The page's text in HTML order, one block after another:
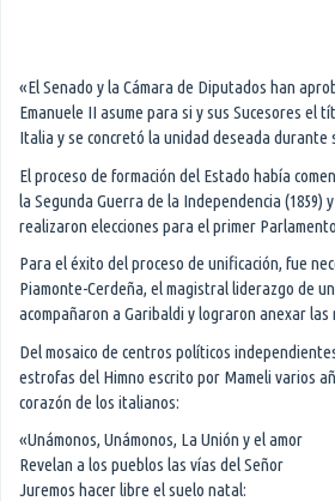
«El Senado y la Cámara de Diputados han
Emanuele II asume para si y sus Sucesores el
Italia y se concretó la unidad deseada durante
El proceso de formación del Estado había
la Segunda Guerra de la Independencia (1859)
realizaron elecciones para el primer
Para el éxito del proceso de unificación, fue
Piamonte-Cerdeña, el magistral liderazgo de
acompañaron a Garibaldi y lograron anexar
Del mosaico de centros políticos
estrofas del Himno escrito por Mameli varios
corazón de los italianos:
«Unámonos, Unámonos, La Unión y el amor
Revelan a los pueblos las vías del Señor
Juremos hacer libre el suelo natal: